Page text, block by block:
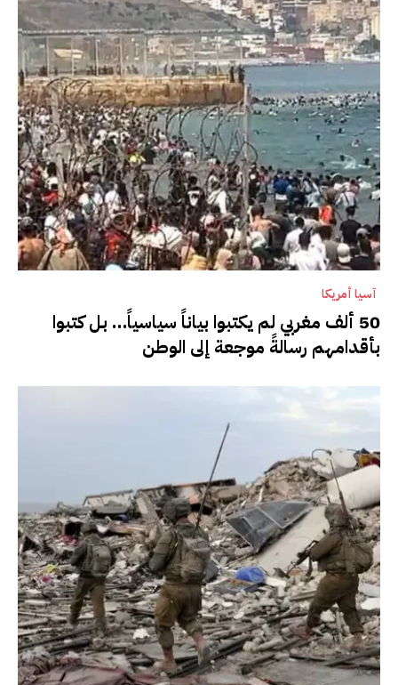
آسيا أمريكا
50 ألف مغربي لم يكتبوا بياناً سياسياً… بل كتبوا
بأقدامهم رسالةً موجعة إلى الوطن